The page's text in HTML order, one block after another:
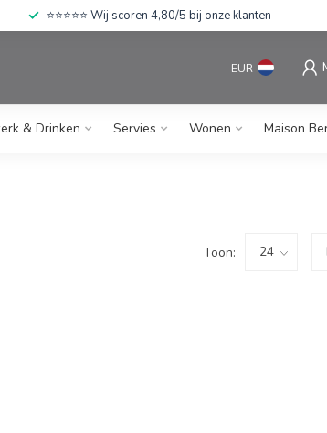
⭐⭐⭐⭐⭐ Wij scoren 4,80/5 bij onze klanten
EUR
& Drinken Servies Wonen Maison
Toon: